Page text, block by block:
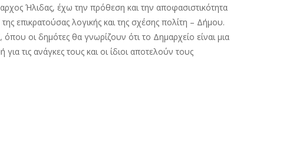
Ήλιδας, έχω την πρόθεση και την αποφασιστικότητα
επικρατούσας λογικής και της σχέσης πολίτη – Δήμου.
οι δημότες θα γνωρίζουν ότι το Δημαρχείο είναι μια
τις ανάγκες τους και οι ίδιοι αποτελούν τους